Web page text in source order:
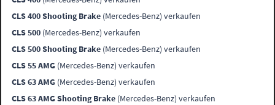
CLS 400 Shooting Brake (Mercedes-Benz) verkaufen
CLS 500 (Mercedes-Benz) verkaufen
CLS 500 Shooting Brake (Mercedes-Benz) verkaufen
CLS 55 AMG (Mercedes-Benz) verkaufen
CLS 63 AMG (Mercedes-Benz) verkaufen
CLS 63 AMG Shooting Brake (Mercedes-Benz) verkaufen